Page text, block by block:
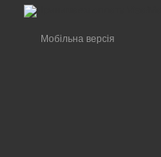
Мобільна версія